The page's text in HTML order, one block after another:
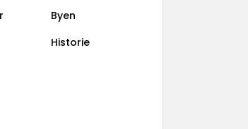
Byen
Historie